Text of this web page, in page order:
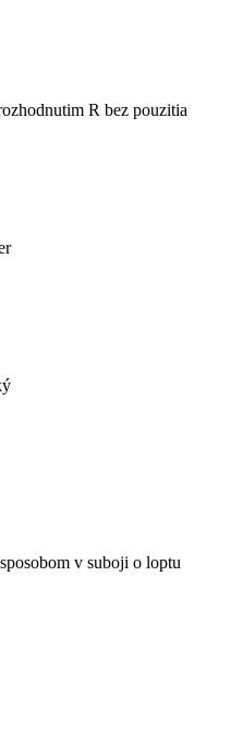
R bez pouzitia
v suboji o loptu